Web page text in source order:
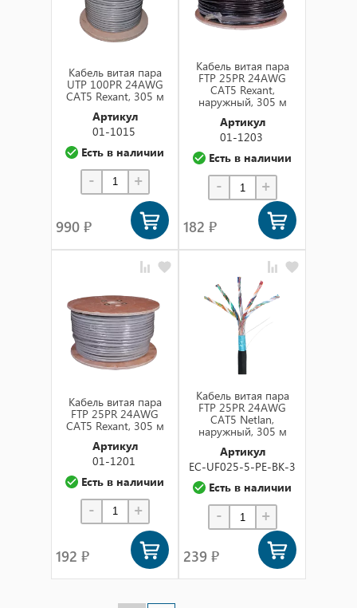
Кабель витая пара
UTP 100PR 24AWG
CAT5 Rexant, 305 м
Артикул
01-1015
Есть в наличии
- +
990 ₽
Кабель витая пара
FTP 25PR 24AWG
CAT5 Rexant,
наружный, 305 м
Артикул
01-1203
Есть в наличии
- +
182 ₽
Кабель витая пара
FTP 25PR 24AWG
CAT5 Rexant, 305 м
Артикул
01-1201
Есть в наличии
- +
192 ₽
Кабель витая пара
FTP 25PR 24AWG
CAT5 Netlan,
наружный, 305 м
Артикул
EC-UF025-5-PE-BK-3
Есть в наличии
- +
239 ₽